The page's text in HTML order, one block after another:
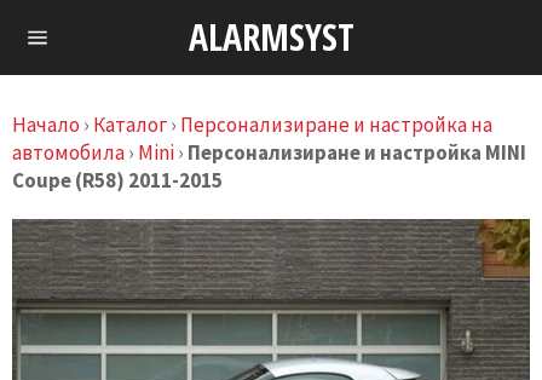
ALARMSYST
Начало › Каталог› Персонализиране и настройка на
автомобила› Mini› Персонализиране и настройка MINI
Coupe (R58) 2011-2015